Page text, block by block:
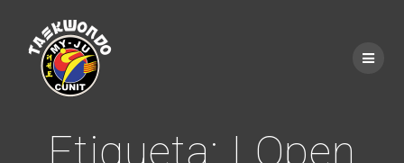
Etiqueta: I Open